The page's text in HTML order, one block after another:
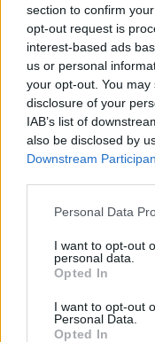
section to confirm
opt-out request is
interest-based ads
us or personal
your opt-out. You
disclosure of your
IAB’s list of
also be disclosed by
Downstream
Personal Data
I want to opt-out
personal data.
Opted In
I want to opt-out
Personal Data.
Opted In